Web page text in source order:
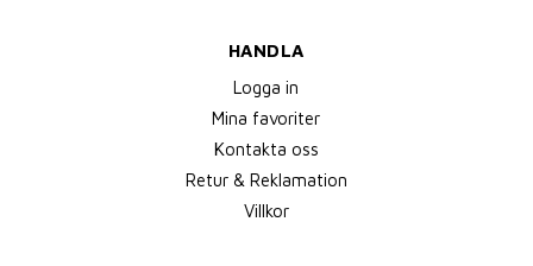
HANDLA
Logga in
Mina favoriter
Kontakta oss
Retur & Reklamation
Villkor